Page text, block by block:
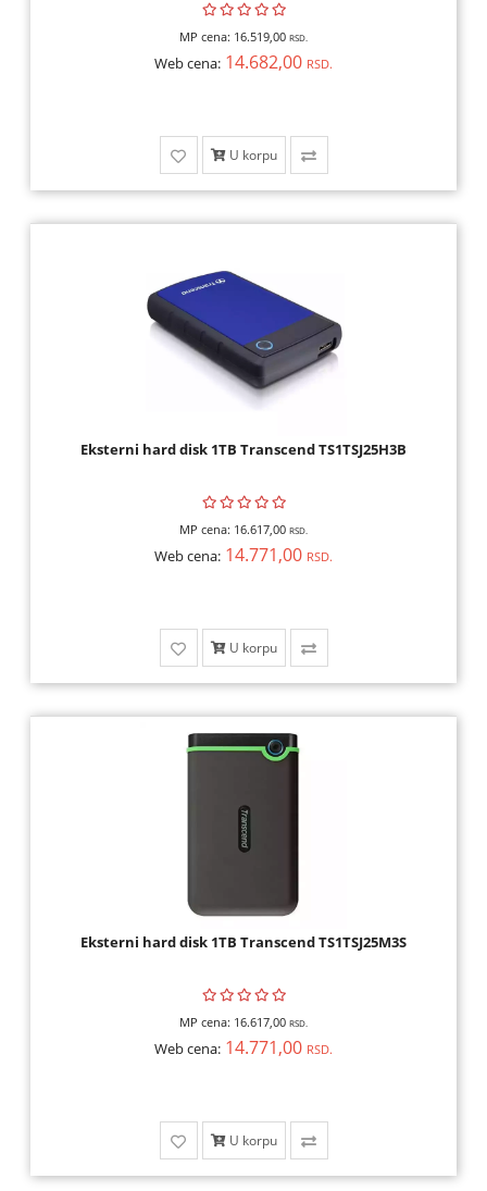
MP cena: 16.519,00 RSD.
Web cena: 14.682,00 RSD.
U korpu
Eksterni hard disk 1TB Transcend TS1TSJ25H3B
MP cena: 16.617,00 RSD.
Web cena: 14.771,00 RSD.
U korpu
Eksterni hard disk 1TB Transcend TS1TSJ25M3S
MP cena: 16.617,00 RSD.
Web cena: 14.771,00 RSD.
U korpu